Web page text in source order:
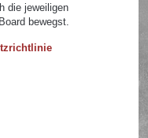
die jeweiligen
bewegst.